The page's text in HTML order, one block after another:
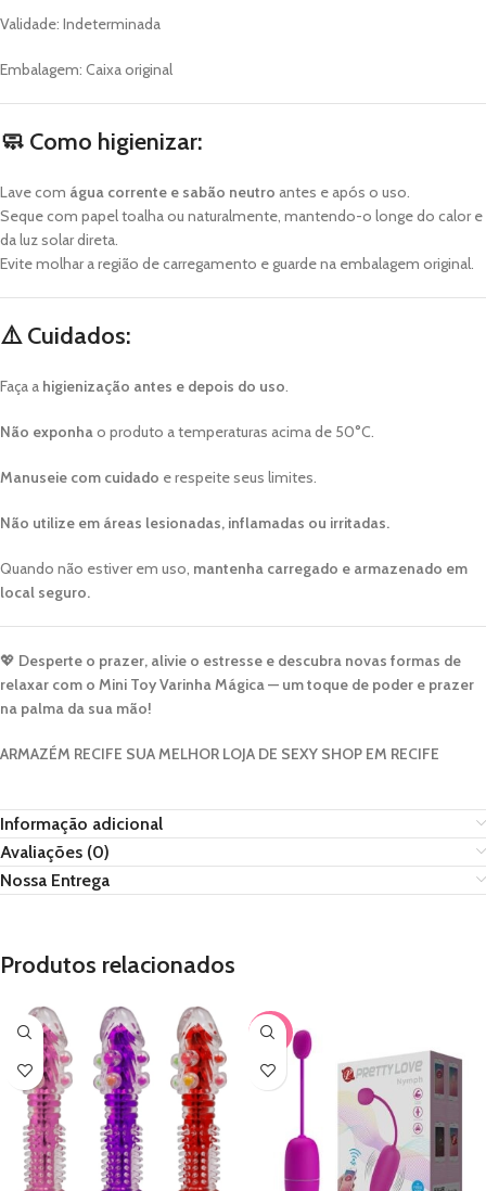
Validade: Indeterminada
Embalagem: Caixa original
🧼 Como higienizar:
Lave com água corrente e sabão neutro antes e após o uso.
Seque com papel toalha ou naturalmente, mantendo-o longe do calor e
da luz solar direta.
Evite molhar a região de carregamento e guarde na embalagem original.
⚠️Cuidados:
Faça a higienização antes e depois do uso
Não exponha o produto a temperaturas acima de 50°C.
Manuseie com cuidado e respeite seus limites.
Não utilize em áreas lesionadas, inflamadas ou irritadas.
Quando não estiver em uso, mantenha carregado e armazenado em
local seguro.
💖 Desperte o prazer, alivie o estresse e descubra novas formas de
relaxar com o Mini Toy Varinha Mágica — um toque de poder e prazer
na palma da sua mão!
ARMAZÉM RECIFE SUA MELHOR LOJA DE SEXY SHOP EM RECIFE
Informação adicional
Avaliações (0)
Nossa Entrega
Produtos relacionados
-40%